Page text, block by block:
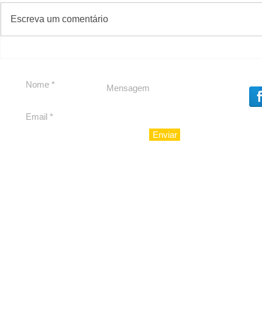
reforçam apoio a
Cláudio Mitidieri
Escreva um comentário
Enviar